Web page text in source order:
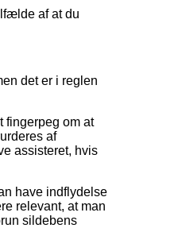
af at du
det er i reglen
fingerpeg om at
af
assisteret, hvis
have indflydelse
relevant, at man
sildebens